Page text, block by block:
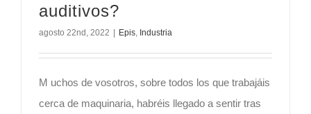
auditivos?
agosto 22nd, 2022 | Epis Industria
M uchos de vosotros, sobre todos los que trabajáis
cerca de maquinaria, habréis llegado a sentir tras